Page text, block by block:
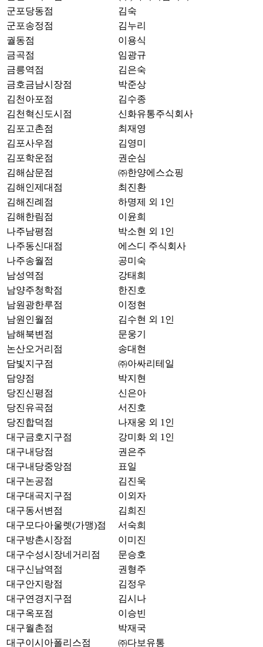
군포당동점
김숙
군포송정점
김누리
궐동점
이용식
금곡점
임광규
금릉역점
김은숙
금호금남시장점
박준상
김천아포점
김수종
김천혁신도시점
신화유통주식회사
김포고촌점
최재영
김포사우점
김영미
김포학운점
권순심
김해삼문점
㈜한양에스쇼핑
김해인제대점
최진환
김해진례점
하명제 외 1인
김해한림점
이윤희
나주남평점
박소현 외 1인
나주동신대점
에스디 주식회사
나주송월점
공미숙
남성역점
강태희
남양주청학점
한진호
남원광한루점
이정현
남원인월점
김수현 외 1인
남해북변점
문웅기
논산오거리점
송대현
담빛지구점
㈜아싸리테일
담양점
박지현
당진신평점
신은아
당진유곡점
서진호
당진합덕점
나재웅 외 1인
대구금호지구점
강미화 외 1인
대구내당점
권은주
대구내당중앙점
표일
대구논공점
김진욱
대구대곡지구점
이외자
대구동서변점
김희진
대구모다아울렛(가맹)점
서숙희
대구방촌시장점
이미진
대구수성시장네거리점
문승호
대구신남역점
권형주
대구안지랑점
김정우
대구연경지구점
김시나
대구옥포점
이승빈
대구월촌점
박재국
대구이시아폴리스점
㈜다보유통